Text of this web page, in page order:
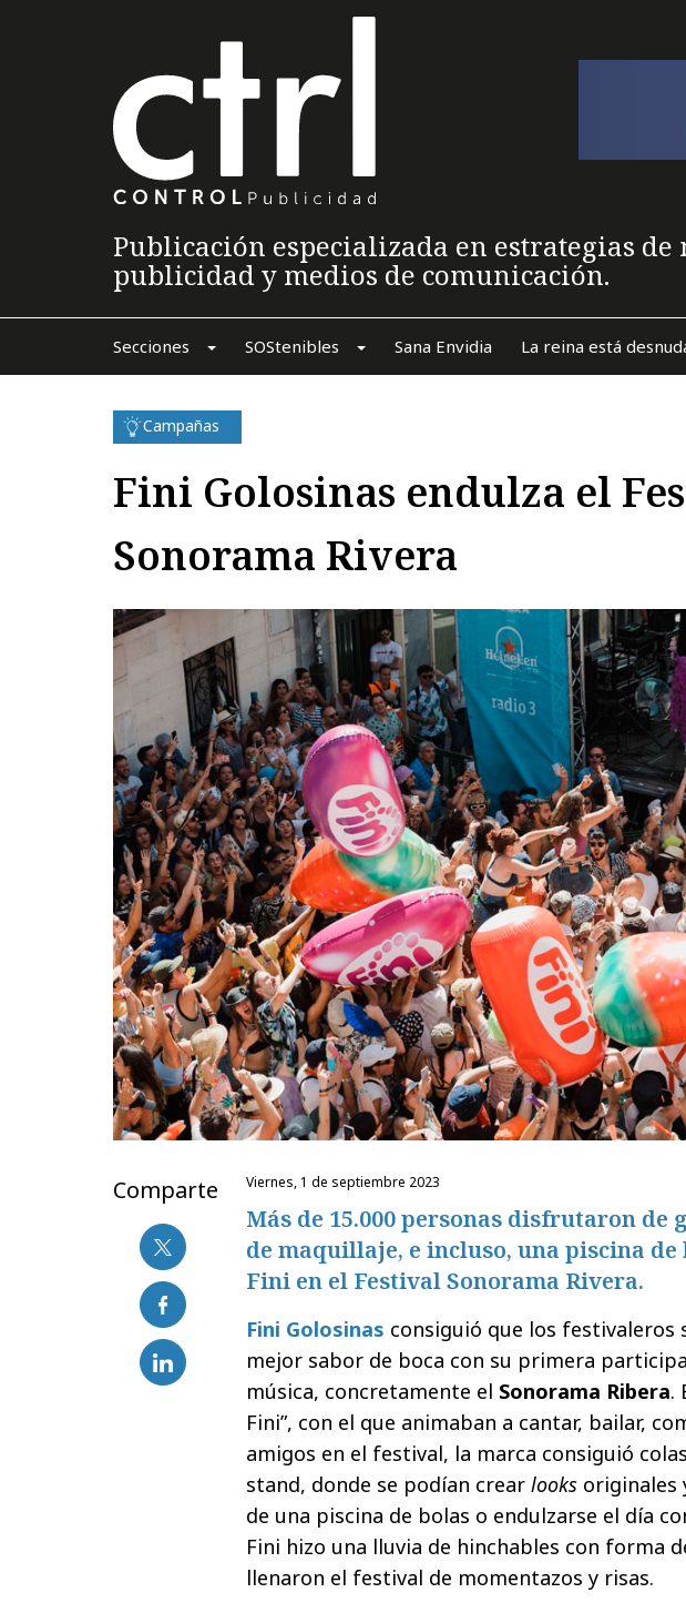
Publicación especializada en estrategias
publicidad y medios de comunicación.
Secciones SOStenibles Sana Envidia La reina está
Campañas
Fini Golosinas endulza el
Sonorama Rivera
Comparte viernes, 1 de septiembre 2023
Más de 15.000 personas disfrutaron de
de maquillaje, e incluso, una piscina de
Fini en el Festival Sonorama Rivera.
Fini Golosinas consiguió que los festivaleros
mejor sabor de boca con su primera
música, concretamente el Sonorama Ribera.
Fini”, con el que animaban a cantar, bailar,
amigos en el festival, la marca consiguió
stand, donde se podían crear looks originales
de una piscina de bolas o endulzarse el día
Fini hizo una lluvia de hinchables con forma
llenaron el festival de momentazos y risas.